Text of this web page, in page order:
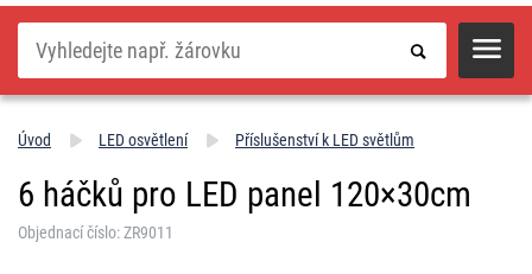
Hledat
Úvod LED osvětlení Příslušenství k LED světlům
6 háčků pro LED panel 120×30cm
Objednací číslo: ZR9011